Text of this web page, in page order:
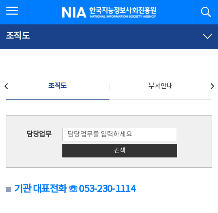
문
로
가
체
뉴
바
가
한국지능정보사회진흥원
조직도
조직도 부서안내
담당업무
검색
기관 대표전화 ☏ 053-230-1114